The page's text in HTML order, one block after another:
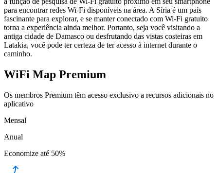
para encontrar redes Wi-Fi disponíveis na área. A Síria é um país
fascinante para explorar, e se manter conectado com Wi-Fi gratuito
torna a experiência ainda melhor. Portanto, seja você visitando a
antiga cidade de Damasco ou desfrutando das vistas costeiras em
Latakia, você pode ter certeza de ter acesso à internet durante o
caminho.
WiFi Map Premium
Os membros Premium têm acesso exclusivo a recursos adicionais no
aplicativo
Mensal
Anual
Economize até 50%